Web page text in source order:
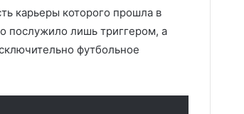
карьеры которого прошла в
послужило лишь триггером, а
футбольное